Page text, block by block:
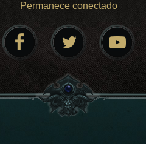
Permanece conectado